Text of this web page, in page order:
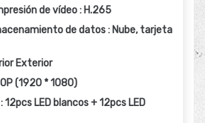
de vídeo : H.265
de datos : Nube, tarjeta
Exterior
(1920 * 1080)
LED blancos + 12pcs LED